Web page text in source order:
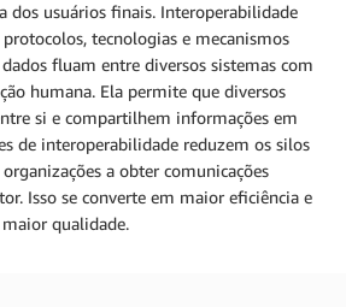
dos usuários finais. Interoperabilidade
protocolos, tecnologias e mecanismos
fluam entre diversos sistemas com
humana. Ela permite que diversos
si e compartilhem informações em
de interoperabilidade reduzem os silos
a obter comunicações
Isso se converte em maior eficiência e
qualidade.